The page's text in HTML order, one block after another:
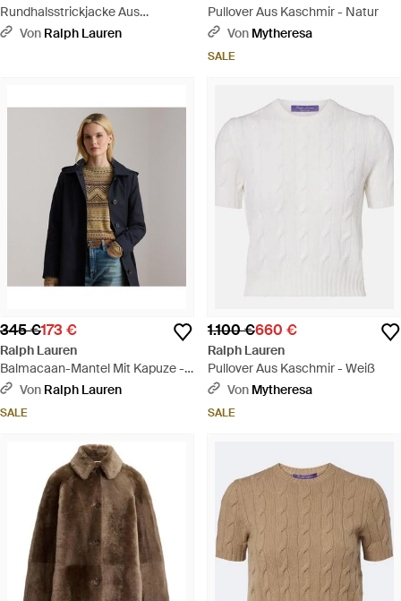
Rundhalsstrickjacke Aus
Kaschmir - Braun
Von Ralph Lauren
Pullover Aus Kaschmir - Natur
Von Mytheresa
SALE
345 €173 €
Ralph Lauren
Balmacaan-Mantel Mit Kapuze -
Schwarz
Von Ralph Lauren
SALE
1.100 €660 €
Ralph Lauren
Pullover Aus Kaschmir - Weiß
Von Mytheresa
SALE